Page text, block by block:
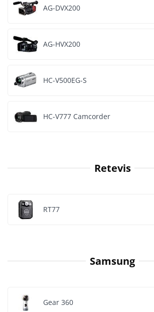
AG-DVX200
AG-HVX200
HC-V500EG-S
HC-V777 Camcorder
Retevis
RT77
Samsung
Gear 360